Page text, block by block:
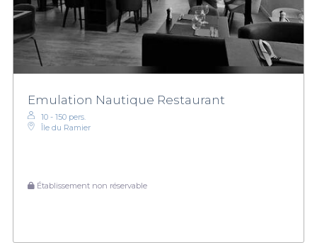
Emulation Nautique Restaurant
10 - 150 pers.
Île du Ramier
Établissement non réservable